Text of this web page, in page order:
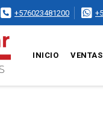
+576023481200
INICIO VENTAS